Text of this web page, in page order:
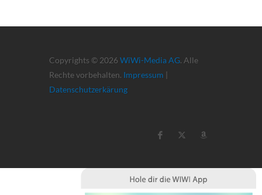
Copyrights © 2026 WiWi-Media AG. Alle
Rechte vorbehalten. Impressum |
Datenschutzerkärung